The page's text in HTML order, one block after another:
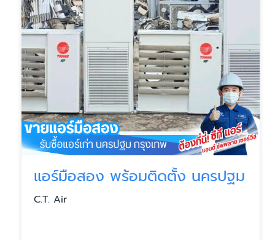
แอร์มือสอง พร้อมติดตั้ง นครปฐม
C.T. Air